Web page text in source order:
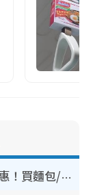
長者優惠｜OK便利店推樂悠咭優惠！買麵包/牛奶/保健品拍卡即減